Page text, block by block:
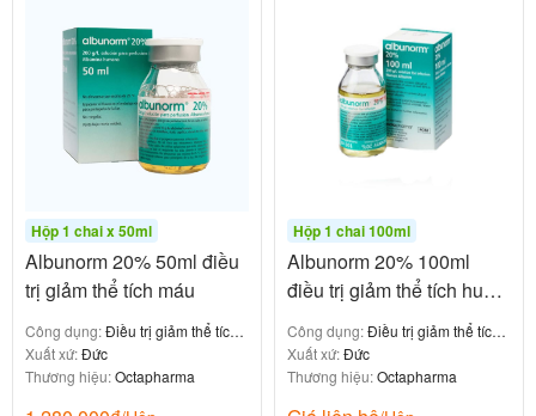
Mẫn cảm với trứng, protein dầu đậu nành hoặc dị ứng
với bất cứ thành phần nào của thuốc;
Tăng lipid máu;
Rối loạn chuyển hóa acid amin bẩm sinh;
Suy chức nặng thận nặng;
Sốc nặng,
Bệnh nhân tăng đường huyết đang sử dụng insulin
Hộp 1 chai x 50ml
Albunorm 20% 50ml điều
trị giảm thể tích máu
Công dụng:Điều trị giảm thể tích
máu
Xuất xứ:Đức
Thương hiệu:Octapharma
Hộp 1 chai 100ml
Albunorm 20% 100ml
điều trị giảm thể tích huyết
Công dụng:Điều trị giảm thể tích
huyết tương
Xuất xứ:Đức
Thương hiệu:Octapharma